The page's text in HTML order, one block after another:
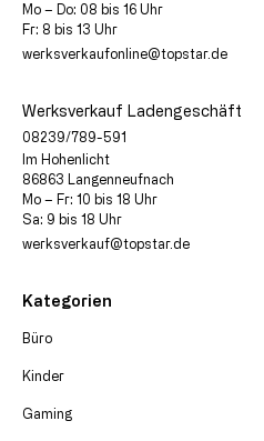
Mo – Do: 08 bis 16 Uhr
Fr: 8 bis 13 Uhr
werksverkaufonline@topstar.de
Werksverkauf Ladengeschäft
08239/789-591
Im Hohenlicht
86863 Langenneufnach
Mo – Fr: 10 bis 18 Uhr
Sa: 9 bis 18 Uhr
werksverkauf@topstar.de
Kategorien
Büro
Kinder
Gaming